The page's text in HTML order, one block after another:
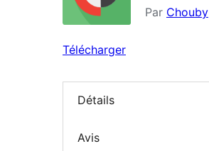
Par Chouby
Télécharger
Détails
Avis